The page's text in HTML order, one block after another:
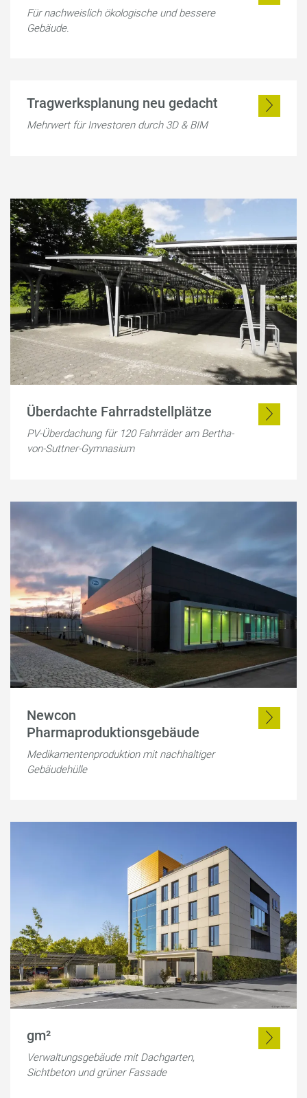
Für nachweislich ökologische und bessere
Gebäude.
Tragwerksplanung neu gedacht
Mehrwert für Investoren durch 3D & BIM
Überdachte Fahrradstellplätze
PV-Überdachung für 120 Fahrräder am Bertha-
von-Suttner-Gymnasium
Newcon
Pharmaproduktionsgebäude
Medikamentenproduktion mit nachhaltiger
Gebäudehülle
gm²
Verwaltungsgebäude mit Dachgarten,
Sichtbeton und grüner Fassade